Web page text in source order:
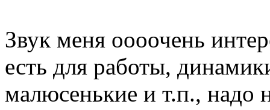
Звук меня оооочень
есть для работы,
малюсенькие и т.п., надо